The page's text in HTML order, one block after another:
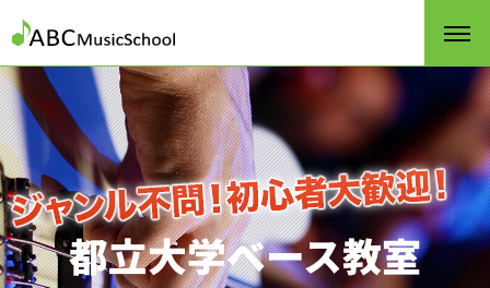
都立大学ベース教室